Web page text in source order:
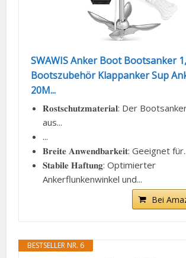
SWAWIS Anker Boot Bootsanker
Bootszubehör Klappanker Sup
20M...
𝐑𝐨𝐬𝐭𝐬𝐜𝐡𝐮𝐭𝐳𝐦𝐚𝐭𝐞𝐫𝐢𝐚𝐥: Der
aus...
...
𝐁𝐫𝐞𝐢𝐭𝐞 𝐀𝐧𝐰𝐞𝐧𝐝𝐛𝐚𝐫𝐤𝐞𝐢𝐭: Geeignet
𝐒𝐭𝐚𝐛𝐢𝐥𝐞 𝐇𝐚𝐟𝐭𝐮𝐧𝐠: Optimierter
Ankerflunkenwinkel und...
Bei
BESTSELLER NR. 6